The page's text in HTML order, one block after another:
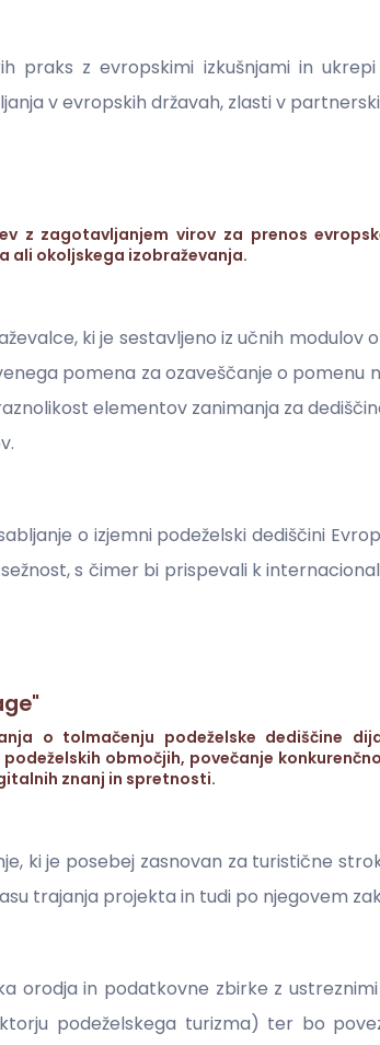
praks z evropskimi izkušnjami in
v evropskih državah, zlasti v
z zagotavljanjem virov za prenos
ali okoljskega izobraževanja.
ki je sestavljeno iz učnih
pomena za ozaveščanje o pomenu
elementov zanimanja za
o izjemni podeželski dediščini
s čimer bi prispevali k
o tolmačenju podeželske dediščine
območjih, povečanje
znanj in spretnosti.
ki je posebej zasnovan za turistične
trajanja projekta in tudi po njegovem
orodja in podatkovne zbirke z
podeželskega turizma) ter bo